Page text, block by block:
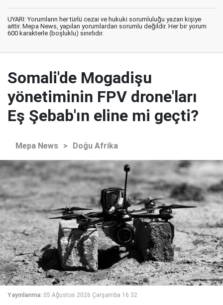
UYARI: Yorumların her türlü cezai ve hukuki sorumluluğu yazan kişiye
aittir. Mepa News, yapılan yorumlardan sorumlu değildir. Her bir yorum
600 karakterle (boşluklu) sınırlıdır.
Somali'de Mogadişu
yönetiminin FPV drone'ları
Eş Şebab'ın eline mi geçti?
Mepa News > Doğu Afrika
Yayınlanma: 05 Ağustos 2026 Çarşamba 16:32